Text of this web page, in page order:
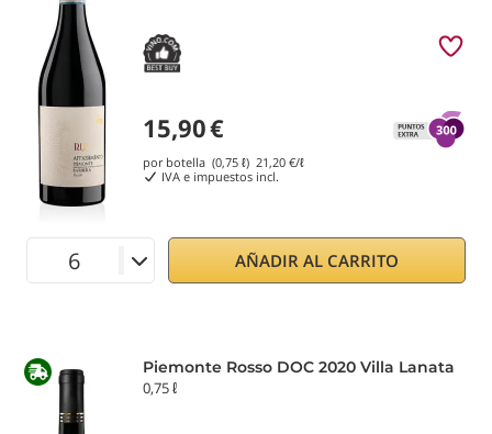
15,90€
por botella (0,75 ℓ) 21,20 €/ℓ
IVA e impuestos incl.
AÑADIR AL CARRITO
Piemonte Rosso DOC 2020 Villa Lanata
0,75 ℓ